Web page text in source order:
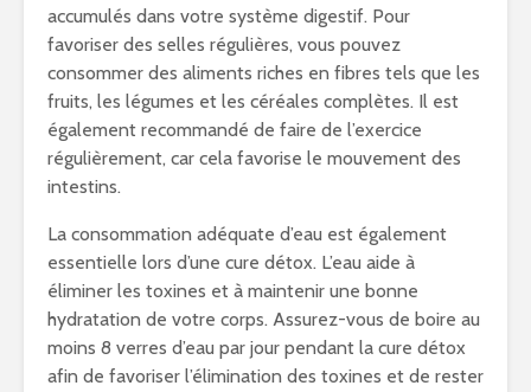
accumulés dans votre système digestif. Pour
favoriser des selles régulières, vous pouvez
consommer des aliments riches en fibres tels que les
fruits, les légumes et les céréales complètes. Il est
également recommandé de faire de l’exercice
régulièrement, car cela favorise le mouvement des
intestins.
La consommation adéquate d’eau est également
essentielle lors d’une cure détox. L’eau aide à
éliminer les toxines et à maintenir une bonne
hydratation de votre corps. Assurez-vous de boire au
moins 8 verres d’eau par jour pendant la cure détox
afin de favoriser l’élimination des toxines et de rester